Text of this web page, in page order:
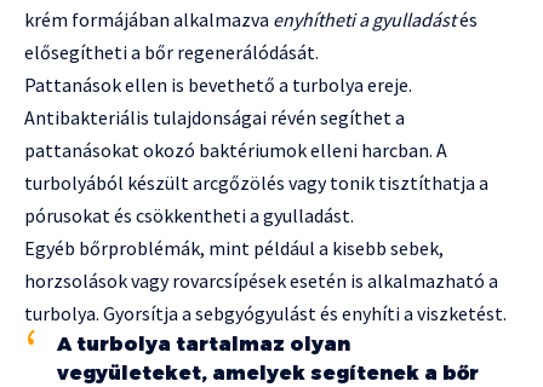
krém formájában alkalmazva enyhítheti a gyulladástés
elősegítheti a bőr regenerálódását.
Pattanások ellen is bevethető a turbolya ereje.
Antibakteriális tulajdonságai révén segíthet a
pattanásokat okozó baktériumok elleni harcban. A
turbolyából készült arcgőzölés vagy tonik tisztíthatja a
pórusokat és csökkentheti a gyulladást.
Egyéb bőrproblémák, mint például a kisebb sebek,
horzsolások vagy rovarcsípések esetén is alkalmazható a
turbolya. Gyorsítja a sebgyógyulást és enyhíti a viszketést.
A turbolya tartalmaz olyan
vegyületeket, amelyek segítenek a bőr